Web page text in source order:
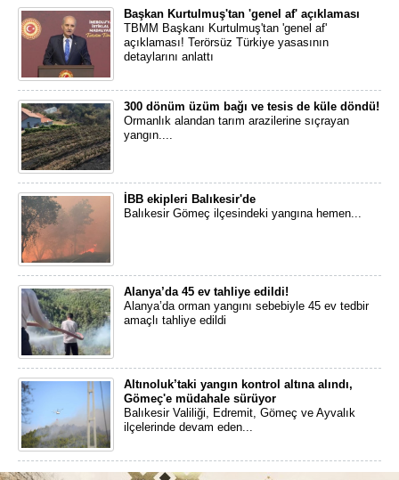
Başkan Kurtulmuş'tan 'genel af' açıklaması
TBMM Başkanı Kurtulmuş'tan 'genel af'
açıklaması! Terörsüz Türkiye yasasının
detaylarını anlattı
300 dönüm üzüm bağı ve tesis de küle döndü!
Ormanlık alandan tarım arazilerine sıçrayan
yangın....
İBB ekipleri Balıkesir'de
Balıkesir Gömeç ilçesindeki yangına hemen...
Alanya’da 45 ev tahliye edildi!
Alanya’da orman yangını sebebiyle 45 ev tedbir
amaçlı tahliye edildi
Altınoluk’taki yangın kontrol altına alındı,
Gömeç'e müdahale sürüyor
Balıkesir Valiliği, Edremit, Gömeç ve Ayvalık
ilçelerinde devam eden...